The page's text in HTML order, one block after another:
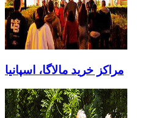
مراکز خرید مالاگا، اسپانیا